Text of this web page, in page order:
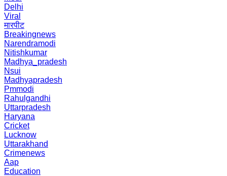
Delhi
Viral
मारपीट
Breakingnews
Narendramodi
Nitishkumar
Madhya_pradesh
Nsui
Madhyapradesh
Pmmodi
Rahulgandhi
Uttarpradesh
Haryana
Cricket
Lucknow
Uttarakhand
Crimenews
Aap
Education